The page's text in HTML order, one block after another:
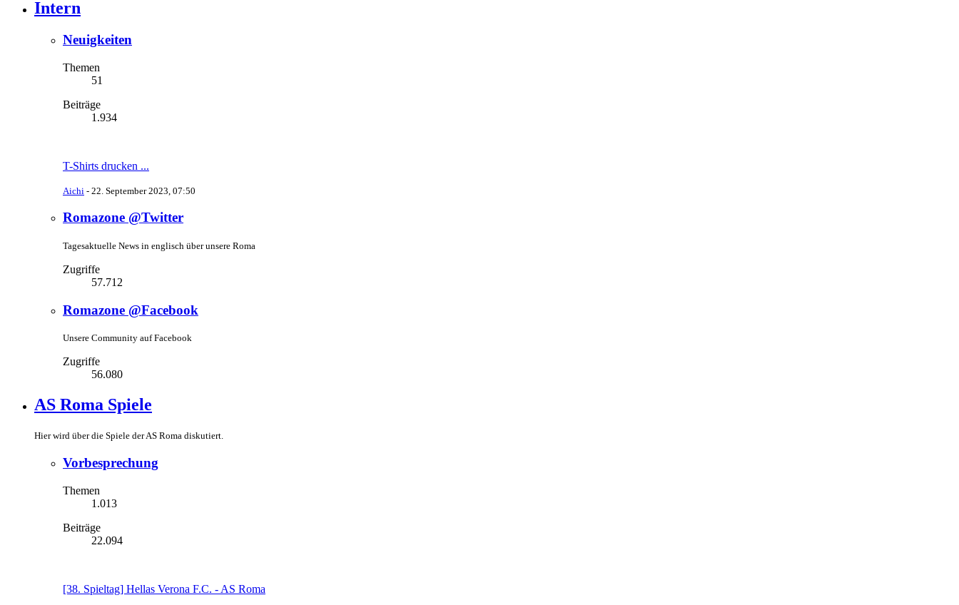
Intern
Neuigkeiten
Themen
51
Beiträge
1.934
T-Shirts drucken ...
Aichi - 22. September 2023, 07:50
Romazone @Twitter
Tagesaktuelle News in englisch über unsere Roma
Zugriffe
57.712
Romazone @Facebook
Unsere Community auf Facebook
Zugriffe
56.080
AS Roma Spiele
Hier wird über die Spiele der AS Roma diskutiert.
Vorbesprechung
Themen
1.013
Beiträge
22.094
[38. Spieltag] Hellas Verona F.C. - AS Roma